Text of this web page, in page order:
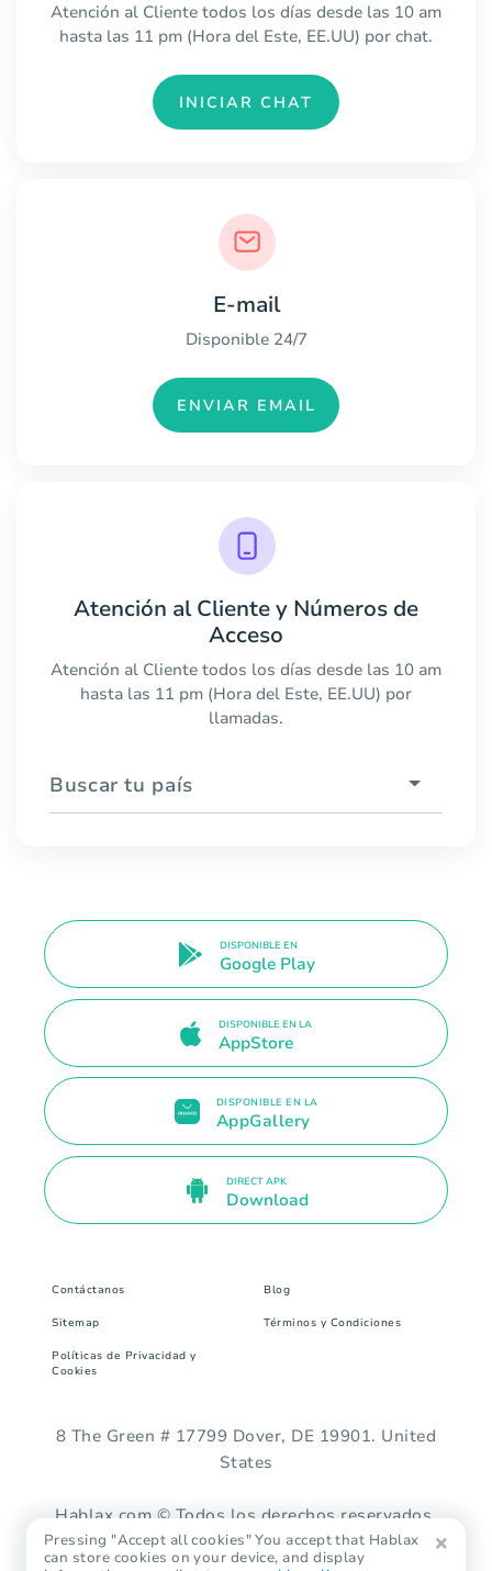
Atención al Cliente todos los días desde las 10 am
hasta las 11 pm (Hora del Este, EE.UU) por chat.
INICIAR CHAT
E-mail
Disponible 24/7
ENVIAR EMAIL
Atención al Cliente y Números de
Acceso
Atención al Cliente todos los días desde las 10 am
hasta las 11 pm (Hora del Este, EE.UU) por
llamadas.
Buscar tu país
DISPONIBLE EN
Google Play
DISPONIBLE EN LA
AppStore
DISPONIBLE EN LA
AppGallery
DIRECT APK
Download
Contáctanos Blog
Sitemap Términos y Condiciones
Políticas de Privacidad y
Cookies
8 The Green # 17799 Dover, DE 19901. United
States
Hablax.com © Todos los derechos reservados.
Pressing "Accept all cookies" You accept that Hablax
can store cookies on your device, and display